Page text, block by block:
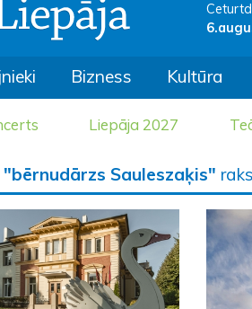
Bizness Kultūra
Liepāja 2027
"bērnudārzs Sauleszaķis"